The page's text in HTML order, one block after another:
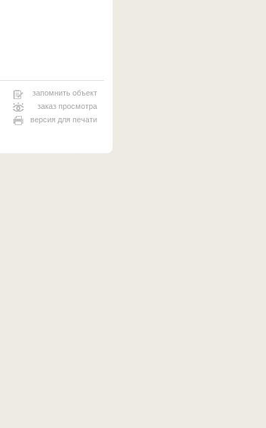
запомнить объект
заказ просмотра
версия для печати